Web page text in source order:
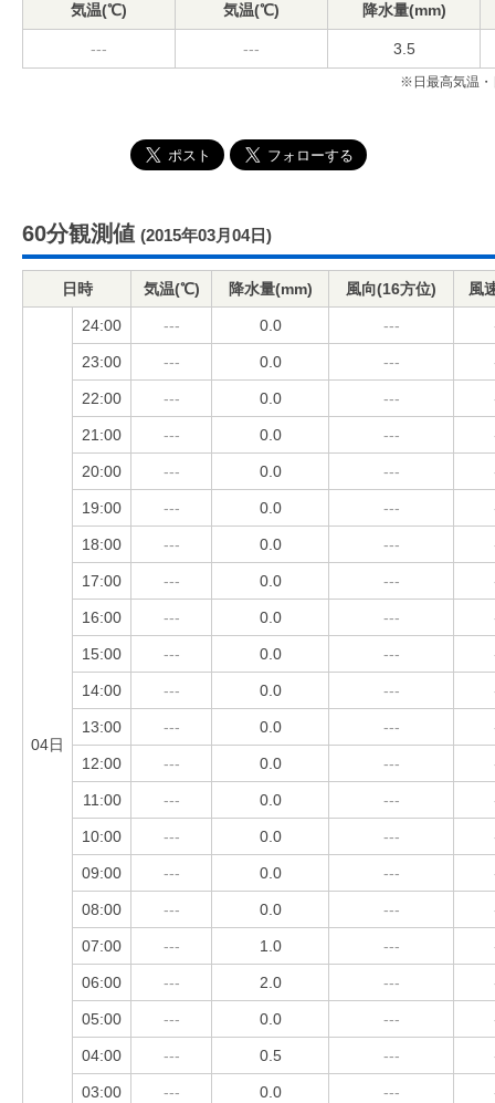
気温(℃)
気温(℃)
降水量(mm)
--- --- 3.5
※日最高気温・
60分観測値 (2015年03月04日)
日時 気温(℃) 降水量(mm) 風向(16方位) 風
04日
24:00 --- 0.0 ---
23:00 --- 0.0 ---
22:00 --- 0.0 ---
21:00 --- 0.0 ---
20:00 --- 0.0 ---
19:00 --- 0.0 ---
18:00 --- 0.0 ---
17:00 --- 0.0 ---
16:00 --- 0.0 ---
15:00 --- 0.0 ---
14:00 --- 0.0 ---
13:00 --- 0.0 ---
12:00 --- 0.0 ---
11:00 --- 0.0 ---
10:00 --- 0.0 ---
09:00 --- 0.0 ---
08:00 --- 0.0 ---
07:00 --- 1.0 ---
06:00 --- 2.0 ---
05:00 --- 0.0 ---
04:00 --- 0.5 ---
03:00 --- 0.0 ---